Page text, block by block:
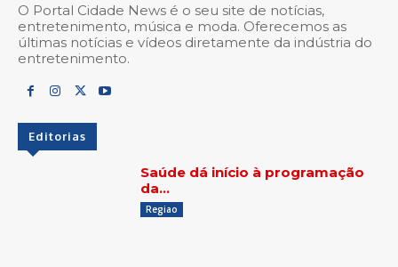
O Portal Cidade News é o seu site de notícias,
entretenimento, música e moda. Oferecemos as
últimas notícias e vídeos diretamente da indústria do
entretenimento.
Editorias
Saúde dá início à programação
da…
Regiao